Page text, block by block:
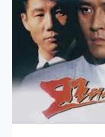
청
율
TOP
–
별
밤
부
터